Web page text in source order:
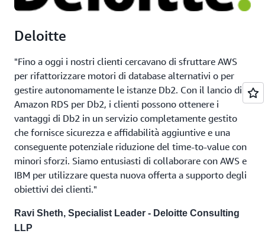
Deloitte
"Fino a oggi i nostri clienti cercavano di sfruttare AWS
per rifattorizzare motori di database alternativi o per
gestire autonomamente le istanze Db2. Con il lancio di
Amazon RDS per Db2, i clienti possono ottenere i
vantaggi di Db2 in un servizio completamente gestito
che fornisce sicurezza e affidabilità aggiuntive e una
conseguente potenziale riduzione del time-to-value con
minori sforzi. Siamo entusiasti di collaborare con AWS e
IBM per utilizzare questa nuova offerta a supporto degli
obiettivi dei clienti."
Ravi Sheth, Specialist Leader - Deloitte Consulting
LLP